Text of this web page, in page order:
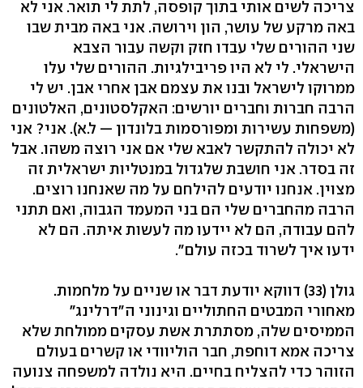
צריכה לשים אותי בתוך קופסה, לתת לי תואר. אני לא
באה מרקע של עושר, הון וירושה. אני באה מבית שבו
שני ההורים שלי עבדו חזק וקשה עבור הצבא
הישראלי. לי לא היו פריבילגיות. ההורים שלי עלו
ממרוקו לישראל ובנו את עצמם אבן אחרי אבן. יש לי
הרבה חברות וחברים יורשים: האקלסטונים, האלטונים
(משפחות עשירות ומפורסמות בלונדון — ל.א). אני? אני
לא יכולה להתקשר לאבא שלי אם אני רוצה משהו. אבל
זה בסדר. אני חושבת שלגדול במנטליות ישראלית זה
מצוין. אנחנו יודעים להילחם על מה שאנחנו רוצים.
הרבה מהחברים שלי הם בני המעמד הגבוה, ואם תתני
להם עבודה, הם לא יידעו מה לעשות איתה. הם לא
ידעו איך לשרוד בכזה עולם".
גולן (33) דווקא יודעת דבר או שניים על מלחמות.
מאחורי המבטים החתוליים וגינוני ה"דרלינג"
הממיסים שלה, מסתתרת אשת עסקים ממולחת שלא
צריכה אמא דוחפת, חבר הוליוודי או קשרים בעולם
הזוהר כדי להצליח בחיים. היא נולדה למשפחה צנועה